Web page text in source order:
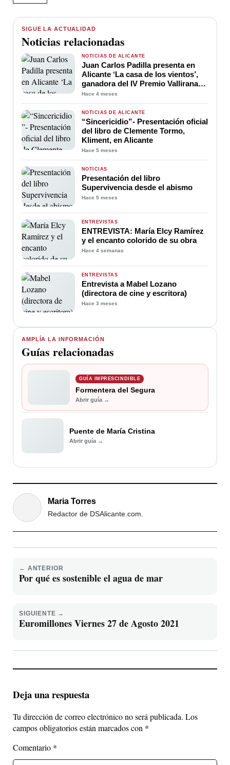
AMPLÍA LA INFORMACIÓN
Guías relacionadas
GUÍA IMPRESCINDIBLE
Formentera del Segura
Abrir guía →
Puente de María Cristina
Abrir guía →
SIGUE LA ACTUALIDAD
Noticias relacionadas
NOTICIAS DE ALICANTE
Juan Carlos Padilla presenta en
Alicante ‘La casa de los vientos’,
ganadora del IV Premio Vallirana
de Novela Histórica
Hace 4 meses
NOTICIAS DE ALICANTE
“Sincericidio”- Presentación oficial
del libro de Clemente Tormo,
Kliment, en Alicante
Hace 5 meses
NOTICIAS
Presentación del libro
Supervivencia desde el abismo
Hace 5 meses
ENTREVISTAS
ENTREVISTA: María Elcy Ramírez
y el encanto colorido de su obra
Hace 4 semanas
ENTREVISTAS
Entrevista a Mabel Lozano
(directora de cine y escritora)
Hace 3 meses
Maria Torres
Redactor de DSAlicante.com.
← ANTERIOR
Por qué es sostenible el agua de mar
SIGUIENTE →
Euromillones Viernes 27 de Agosto 2021
Deja una respuesta
Tu dirección de correo electrónico no será publicada. Los
campos obligatorios están marcados con *
Comentario *